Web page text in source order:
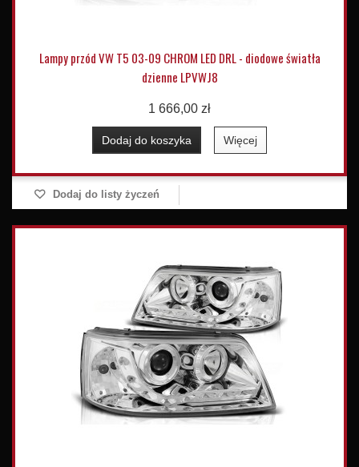
Lampy przód VW T5 03-09 CHROM LED DRL - diodowe światła
dzienne LPVWJ8
1 666,00 zł
Dodaj do koszyka Więcej
Dodaj do listy życzeń